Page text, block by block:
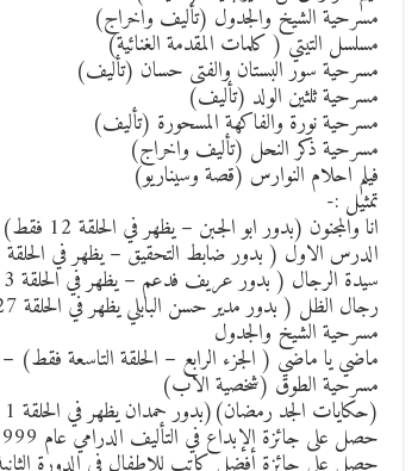
مسرحية الشيخ والجدول (تأليف واخراج)
مسلسل التيتي ( كلمات المقدمة الغنائية)
مسرحية سور البستان والفتى حسان (تأليف)
مسرحية ثلثين الولد (تأليف)
مسرحية نورة والفاكهة المسحورة (تأليف)
مسرحية ذكر النحل (تأليف واخراج)
فيلم احلام النوارس (قصة وسيناريو)
تمثيل :-
انا والمجنون (بدور ابو الجبن – يظهر في الحلقة 12 فقط)
الدرس الاول ( بدور ضابط التحقيق – يظهر في الحلقة 24 – 30 فقط)
سيدة الرجال ( بدور عريف فدعم – يظهر في الحلقة 3 – 7 – 9 – 24 – 25 – 27 فقط)
رجال الظل ( بدور مدير حسن البابلي يظهر في الحلقة 27 فقط)
مسرحية الشيخ والجدول
ماضي يا ماضي ( الجزء الرابع – الحلقة التاسعة فقط) – الجزء
مسرحية الطوق (شخصية الاب)
(حكايات الجد رمضان)(بدور حمدان يظهر في الحلقة 1 – 2 فقط)
حصل على جائزة الإبداع في التأليف الدرامي عام 1999.